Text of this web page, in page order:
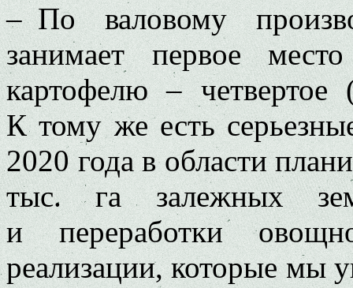
– По валовому
занимает первое
картофелю –
К тому же есть
2020 года в области
тыс. га залежных
и переработки
реализации, которые мы